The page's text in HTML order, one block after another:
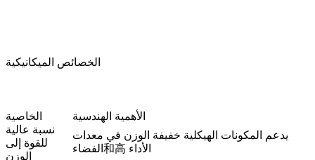
الخصائص الميكانيكية
الخاصية
الأهمية الهندسية
نسبة عالية
للقوة إلى
الوزن
يدعم المكونات الهيكلية خفيفة الوزن في معدات
الفضاء和高 الأداء